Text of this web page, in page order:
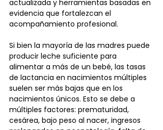
actualizada y herramientas basadas en
evidencia que fortalezcan el
acompañamiento profesional.
Si bien la mayoría de las madres puede
producir leche suficiente para
alimentar a más de un bebé, las tasas
de lactancia en nacimientos múltiples
suelen ser más bajas que en los
nacimientos únicos. Esto se debe a
múltiples factores: prematuridad,
cesárea, bajo peso al nacer, ingresos